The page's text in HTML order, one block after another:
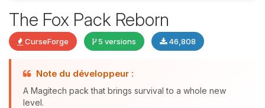
The Fox Pack Reborn
CurseForge 5 versions 46,808
Note du développeur :
A Magitech pack that brings survival to a whole new
level.